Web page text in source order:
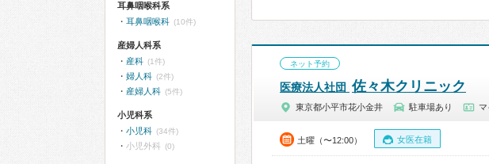
ネット予約
医療法人社団 佐々木クリニック
東京都小平市花小金井 駐車場あり
土曜（〜12:00） 女医在籍
耳鼻咽喉科系
耳鼻咽喉科 (10件)
産婦人科系
産科 (1件)
婦人科 (2件)
産婦人科 (5件)
小児科系
小児科 (34件)
小児外科 (0)